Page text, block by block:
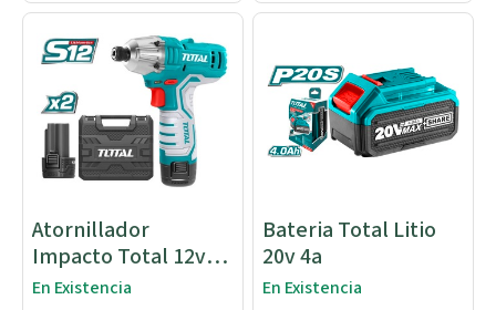
Atornillador
Impacto Total 12v
100nm
En Existencia
Bateria Total Litio
20v 4a
En Existencia